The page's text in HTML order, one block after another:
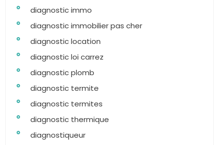
diagnostic immo
diagnostic immobilier pas cher
diagnostic location
diagnostic loi carrez
diagnostic plomb
diagnostic termite
diagnostic termites
diagnostic thermique
diagnostiqueur